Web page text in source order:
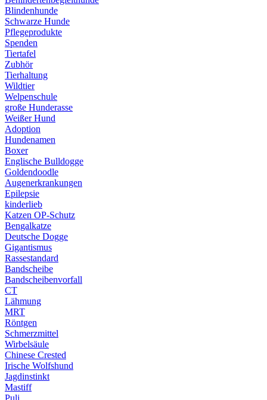
Blindenhunde
Schwarze Hunde
Pflegeprodukte
Spenden
Tiertafel
Zubhör
Tierhaltung
Wildtier
Welpenschule
große Hunderasse
Weißer Hund
Adoption
Hundenamen
Boxer
Englische Bulldogge
Goldendoodle
Augenerkrankungen
Epilepsie
kinderlieb
Katzen OP-Schutz
Bengalkatze
Deutsche Dogge
Gigantismus
Rassestandard
Bandscheibe
Bandscheibenvorfall
CT
Lähmung
MRT
Röntgen
Schmerzmittel
Wirbelsäule
Chinese Crested
Irische Wolfshund
Jagdinstinkt
Mastiff
Puli